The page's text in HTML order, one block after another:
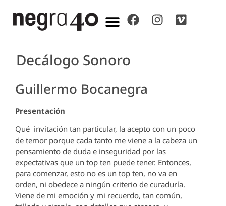
Decálogo Sonoro
Guillermo Bocanegra
Presentación
Qué invitación tan particular, la acepto con un poco
de temor porque cada tanto me viene a la cabeza un
pensamiento de duda e inseguridad por las
expectativas que un top ten puede tener. Entonces,
para comenzar, esto no es un top ten, no va en
orden, ni obedece a ningún criterio de curaduría.
Viene de mi emoción y mi recuerdo, tan común,